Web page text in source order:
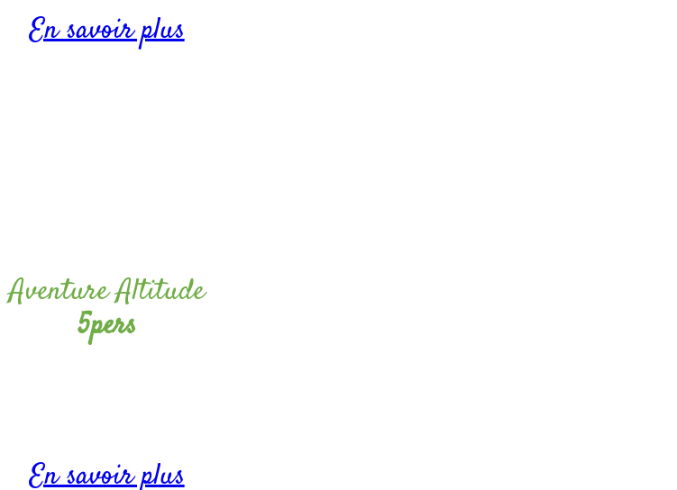
En savoir plus
Aventure Altitude
5pers
En savoir plus